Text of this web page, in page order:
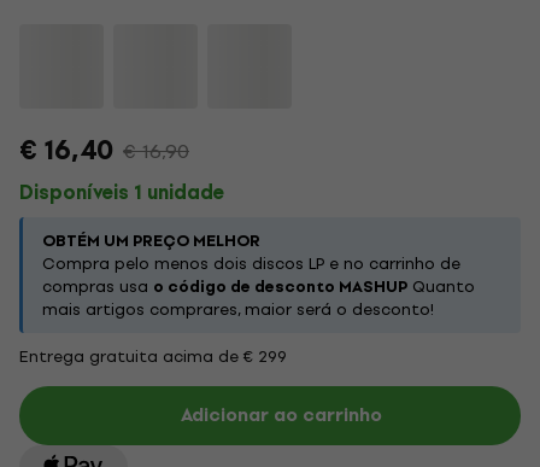
€ 16,40 € 16,90
Disponíveis 1 unidade
OBTÉM UM PREÇO MELHOR
Compra pelo menos dois discos LP e no carrinho de
compras usa o código de desconto MASHUP Quanto
mais artigos comprares, maior será o desconto!
Entrega gratuita acima de € 299
Adicionar ao carrinho